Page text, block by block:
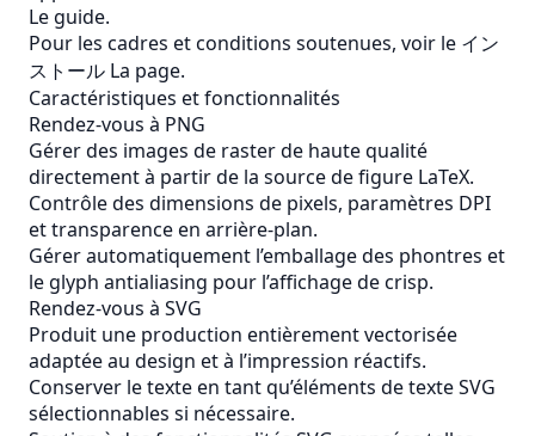
Le guide.
Pour les cadres et conditions soutenues, voir le イン
ストール La page.
Caractéristiques et fonctionnalités
Rendez-vous à PNG
Gérer des images de raster de haute qualité
directement à partir de la source de figure LaTeX.
Contrôle des dimensions de pixels, paramètres DPI
et transparence en arrière-plan.
Gérer automatiquement l’emballage des phontres et
le glyph antialiasing pour l’affichage de crisp.
Rendez-vous à SVG
Produit une production entièrement vectorisée
adaptée au design et à l’impression réactifs.
Conserver le texte en tant qu’éléments de texte SVG
sélectionnables si nécessaire.